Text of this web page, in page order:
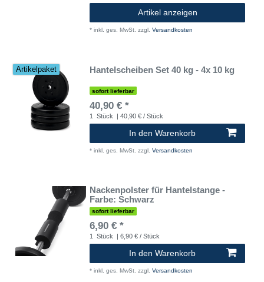
Artikel anzeigen
* inkl. ges. MwSt. zzgl. Versandkosten
Artikelpaket Hantelscheiben Set 40 kg - 4x 10 kg
sofort lieferbar
40,90 € *
1 Stück | 40,90 € / Stück
In den Warenkorb
* inkl. ges. MwSt. zzgl. Versandkosten
Nackenpolster für Hantelstange -
Farbe: Schwarz
sofort lieferbar
6,90 € *
1 Stück | 6,90 € / Stück
In den Warenkorb
* inkl. ges. MwSt. zzgl. Versandkosten